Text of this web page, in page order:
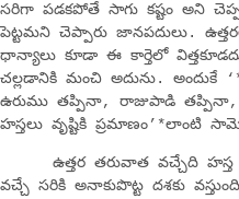
సరిగా పడకపోతే సాగు కష్టం అని
పెట్టమని చెప్పారు జానపదులు.
ధాన్యాలు కూడా ఈ కార్తెలో
చల్లడానికి మంచి అదును. అందుకే
ఉరుము తప్పినా, రాజుపాడి తప్పినా,
హస్తలు వృష్టికి ప్రమాణం’*లాంటి
ఉత్తర తరువాత వచ్చేది హస్త
వచ్చే సరికి అనాకుపొట్ట దశకు